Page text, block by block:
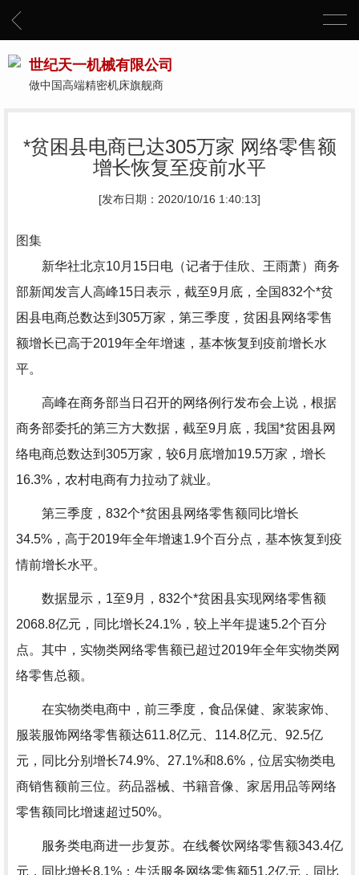
世纪天一机械有限公司
做中国高端精密机床旗舰商
*贫困县电商已达305万家 网络零售额
增长恢复至疫前水平
[发布日期：2020/10/16 1:40:13]
图集
新华社北京10月15日电（记者于佳欣、王雨萧）商务
部新闻发言人高峰15日表示，截至9月底，全国832个*贫
困县电商总数达到305万家，第三季度，贫困县网络零售
额增长已高于2019年全年增速，基本恢复到疫前增长水
平。
高峰在商务部当日召开的网络例行发布会上说，根据
商务部委托的第三方大数据，截至9月底，我国*贫困县网
络电商总数达到305万家，较6月底增加19.5万家，增长
16.3%，农村电商有力拉动了就业。
第三季度，832个*贫困县网络零售额同比增长
34.5%，高于2019年全年增速1.9个百分点，基本恢复到疫
情前增长水平。
数据显示，1至9月，832个*贫困县实现网络零售额
2068.8亿元，同比增长24.1%，较上半年提速5.2个百分
点。其中，实物类网络零售额已超过2019年全年实物类网
络零售总额。
在实物类电商中，前三季度，食品保健、家装家饰、
服装服饰网络零售额达611.8亿元、114.8亿元、92.5亿
元，同比分别增长74.9%、27.1%和8.6%，位居实物类电
商销售额前三位。药品器械、书籍音像、家居用品等网络
零售额同比增速超过50%。
服务类电商进一步复苏。在线餐饮网络零售额343.4亿
元，同比增长8.1%；生活服务网络零售额51.2亿元，同比